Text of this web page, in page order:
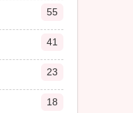
55
41
23
18